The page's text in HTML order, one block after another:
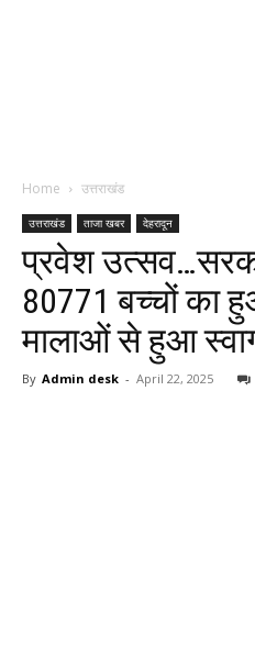
Home उत्तराखंड
उत्तराखंड ताजा खबर देहरादून
प्रवेश
80771 बच्चों का
मालाओं से हुआ
By Admin desk - April 22, 2025